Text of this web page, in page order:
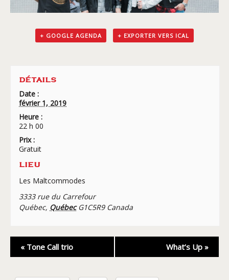
+ GOOGLE AGENDA + EXPORTER VERS ICAL
DÉTAILS
Date :
février 1, 2019
Heure :
22 h 00
Prix :
Gratuit
LIEU
Les Maltcommodes
3333 rue du Carrefour
Québec, Québec G1C5R9 Canada
Navigation
Évènement
« Tone Call trio What’s Up »